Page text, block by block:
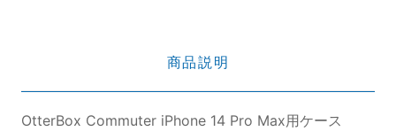
商品説明
OtterBox Commuter iPhone 14 Pro Max用ケース